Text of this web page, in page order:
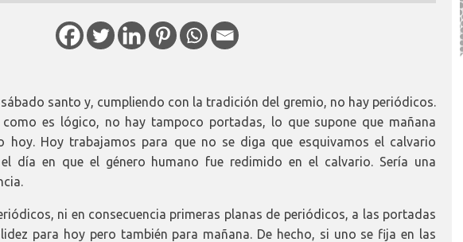
santo y, cumpliendo con la tradición del gremio, no hay periódicos.
es lógico, no hay tampoco portadas, lo que supone que mañana
hoy. Hoy trabajamos para que no se diga que esquivamos el calvario
día en que el género humano fue redimido en el calvario. Sería una
ni en consecuencia primeras planas de periódicos, a las portadas
para hoy pero también para mañana. De hecho, si uno se fija en las